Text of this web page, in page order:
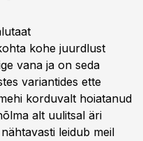
kohe juurdlust
vana ja on seda
variantides ette
korduvalt hoiatanud
alt uulitsal äri
leidub meil